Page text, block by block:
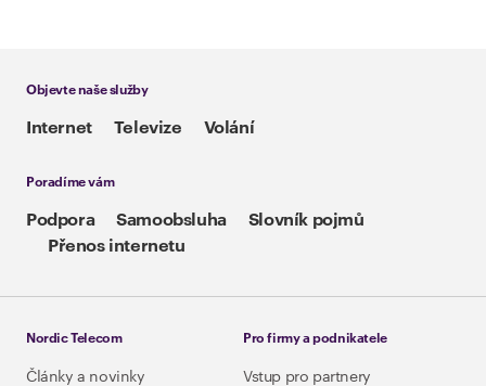
Objevte naše služby
Internet Televize Volání
Poradíme vám
Podpora Samoobsluha
Slovník pojmů
Přenos internetu
Nordic Telecom
Články a novinky
Pro firmy a podnikatele
Vstup pro partnery